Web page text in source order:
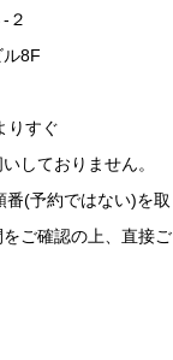
２
8F
りすぐ
しておりません。
(予約ではない)を取
ご確認の上、直接ご